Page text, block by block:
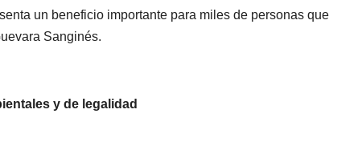
un beneficio importante para miles de personas que
Sanginés.
y de legalidad
tradicional
que conquista
de Ixtapa-
04/08/2026 VERÓNICA
ANDRADE CRUZ
edición
30/07/2026